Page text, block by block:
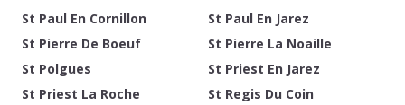
St Paul En Cornillon
St Paul En Jarez
St Pierre De Boeuf
St Pierre La Noaille
St Polgues
St Priest En Jarez
St Priest La Roche
St Regis Du Coin